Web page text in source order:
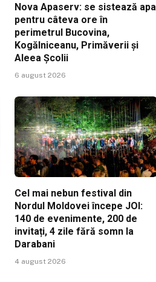
Nova Apaserv: se sistează apa
pentru câteva ore în
perimetrul Bucovina,
Kogălniceanu, Primăverii și
Aleea Școlii
6 august 2026
Cel mai nebun festival din
Nordul Moldovei începe JOI:
140 de evenimente, 200 de
invitați, 4 zile fără somn la
Darabani
4 august 2026